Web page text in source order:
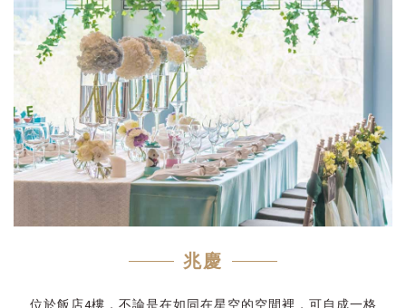
兆慶
位於飯店4樓，不論是在如同在星空的空間裡，可自成一格